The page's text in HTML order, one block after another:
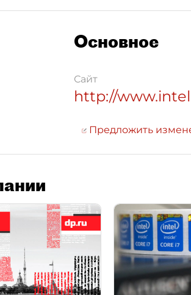
Основное
Сайт
http://
Предложить